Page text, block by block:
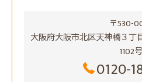
〒530-
大阪府大阪市北区天神橋３丁
1102号
0120-